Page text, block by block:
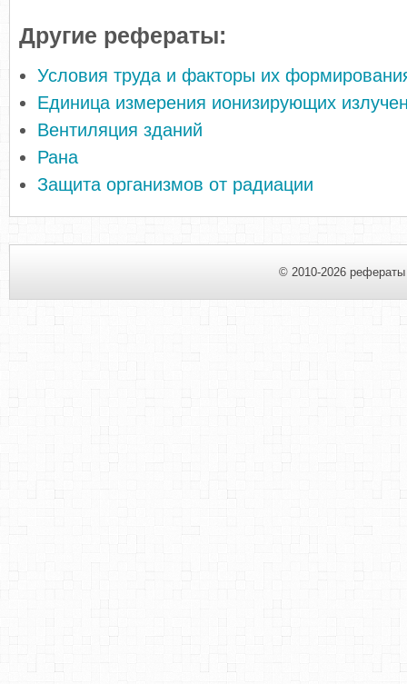
Другие рефераты:
Условия труда и факторы их
Единица измерения ионизирующих
Вентиляция зданий
Рана
Защита организмов от радиации
© 2010-2026 рефераты